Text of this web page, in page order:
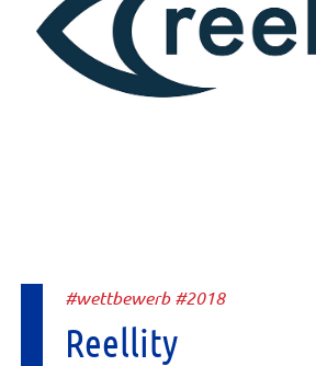
#wettbewerb #2018
Reellity